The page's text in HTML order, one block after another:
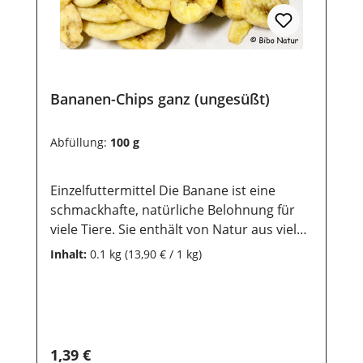
sollten sie vor
direkter Sonneneinstrahlung geschützt
werden, damit die wertvollen Inhaltsstoffe
Bananen-Chips ganz (ungesüßt)
Abfüllung: 100 g
Einzelfuttermittel Die Banane ist eine
schmackhafte, natürliche Belohnung für
viele Tiere. Sie enthält von Natur aus viele
Vitamine sowie Mineralstoffe und
und Herz.Zudem ist sie leicht verdaulich
Inhalt: 0.1 kg (13,90 € / 1 kg)
Regulärer Preis:
1,39 €